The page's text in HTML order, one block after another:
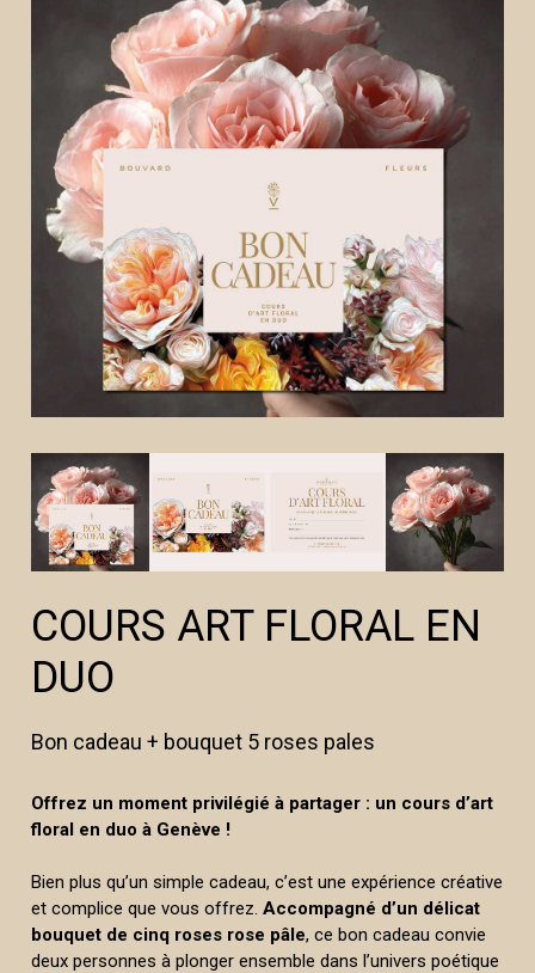
COURS ART FLORAL EN
DUO
Bon cadeau + bouquet 5 roses pales
Offrez un moment privilégié à partager : un cours d’art
floral en duo à Genève !
Bien plus qu’un simple cadeau, c’est une expérience créative
et complice que vous offrez. Accompagné d’un délicat
bouquet de cinq roses rose pâle, ce bon cadeau convie
deux personnes à plonger ensemble dans l’univers poétique